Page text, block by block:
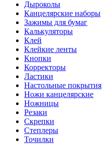
Дыроколы
Канцелярские наборы
Зажимы для бумаг
Калькуляторы
Клей
Клейкие ленты
Кнопки
Корректоры
Ластики
Настольные покрытия
Ножи канцелярские
Ножницы
Резаки
Скрепки
Степлеры
Точилки